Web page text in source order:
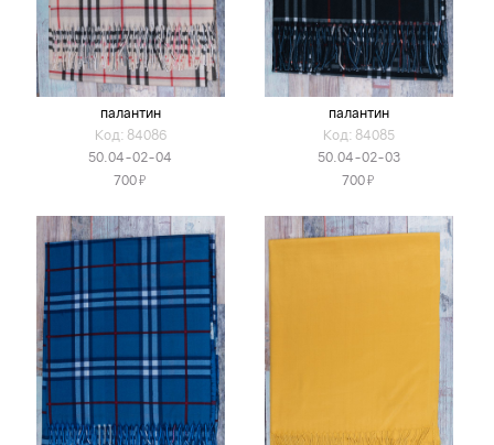
палантин
Код: 84086
50.04-02-04
700Я
палантин
Код: 84085
50.04-02-03
700Я